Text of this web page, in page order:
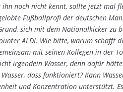
noch nicht kennt, sollte jetzt mal
Fußballprofi der deutschen
sich mit dem Nationalkicker zu
ALDI. Wie bitte, warum schafft
mit seinen Kollegen in der
irgendein Wasser, denn dafür
dass funktioniert? Kann
und Konzentration unterstützt.